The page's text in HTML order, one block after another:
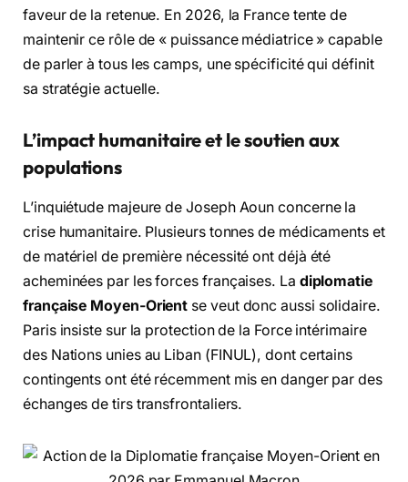
faveur de la retenue. En 2026, la France tente de
maintenir ce rôle de « puissance médiatrice » capable
de parler à tous les camps, une spécificité qui définit
sa stratégie actuelle.
L’impact humanitaire et le soutien aux
populations
L’inquiétude majeure de Joseph Aoun concerne la
crise humanitaire. Plusieurs tonnes de médicaments et
de matériel de première nécessité ont déjà été
acheminées par les forces françaises. La diplomatie
française Moyen-Orient se veut donc aussi solidaire.
Paris insiste sur la protection de la Force intérimaire
des Nations unies au Liban (FINUL), dont certains
contingents ont été récemment mis en danger par des
échanges de tirs transfrontaliers.